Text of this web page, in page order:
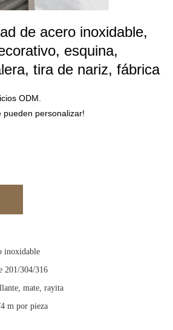
de acero inoxidable,
esquina,
tira de nariz, fábrica
ODM.
pueden personalizar!
inoxidable
201/304/316
mate, rayita
m por pieza